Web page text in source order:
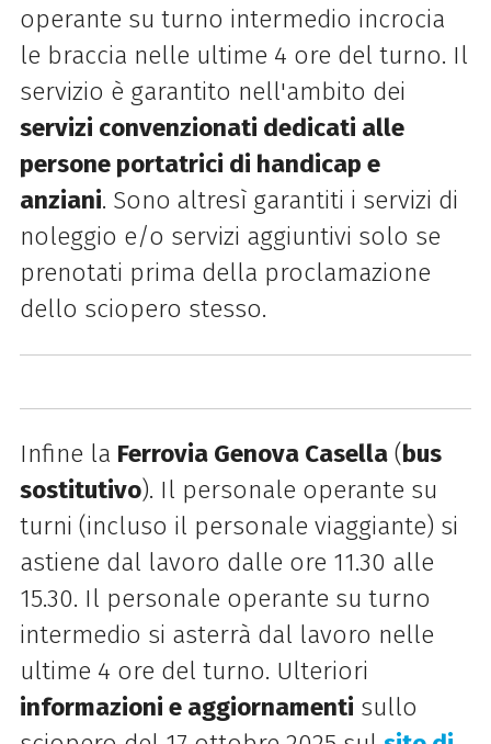
operante su turno intermedio incrocia
le braccia nelle ultime 4 ore del turno. Il
servizio è garantito nell'ambito dei
servizi convenzionati dedicati alle
persone portatrici di handicap e
anziani. Sono altresì garantiti i servizi di
noleggio e/o servizi aggiuntivi solo se
prenotati prima della proclamazione
dello sciopero stesso.
Infine la Ferrovia Genova Casella(bus
sostitutivo). Il personale operante su
turni (incluso il personale viaggiante) si
astiene dal lavoro dalle ore 11.30 alle
15.30. Il personale operante su turno
intermedio si asterrà dal lavoro nelle
ultime 4 ore del turno. Ulteriori
informazioni e aggiornamenti sullo